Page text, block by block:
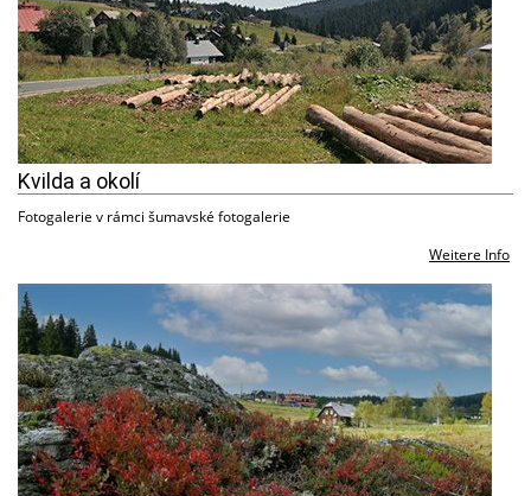
Kvilda a okolí
Fotogalerie v rámci šumavské fotogalerie
Weitere Info